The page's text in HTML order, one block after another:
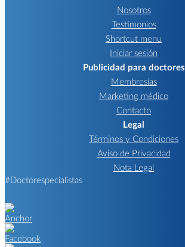
Nosotros
Testimonios
Shortcut menu
Iniciar sesión
Publicidad para doctores
Membresías
Marketing médico
Contacto
Legal
Términos y Condiciones
Aviso de Privacidad
Nota Legal
#Doctorespecialistas